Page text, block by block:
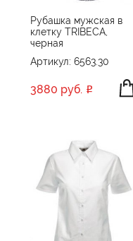
Рубашка мужская в
клетку TRIBECA,
черная
Артикул: 6563.30
3880 руб.